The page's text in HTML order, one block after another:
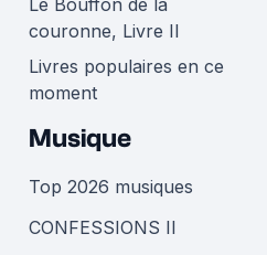
Le Bouffon de la
couronne, Livre II
Livres populaires en ce
moment
Musique
Top 2026 musiques
CONFESSIONS II